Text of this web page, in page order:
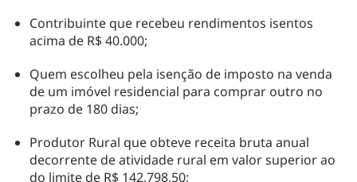
Contribuinte que recebeu rendimentos isentos
acima de R$ 40.000;
Quem escolheu pela isenção de imposto na venda
de um imóvel residencial para comprar outro no
prazo de 180 dias;
Produtor Rural que obteve receita bruta anual
decorrente de atividade rural em valor superior ao
do limite de R$ 142.798,50;